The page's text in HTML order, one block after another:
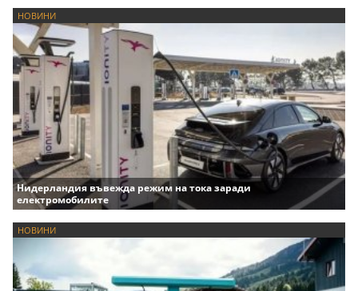
НОВИНИ
Нидерландия въвежда режим на тока заради
електромобилите
НОВИНИ